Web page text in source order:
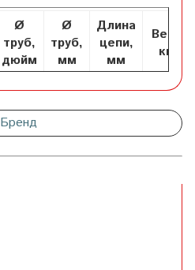
Ø
труб,
дюйм
Ø
труб,
мм
Длина
цепи,
мм
Вес,
кг
2" 50 460
1,235
Бренд